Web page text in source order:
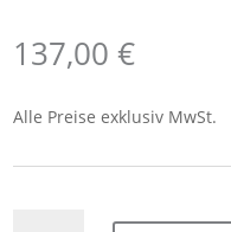
137,00€
Alle Preise exklusiv MwSt.